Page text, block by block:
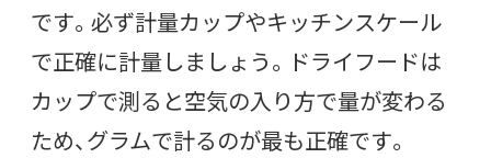
です。必ず計量カップやキッチンスケール
で正確に計量しましょう。ドライフードは
カップで測ると空気の入り方で量が変わる
ため、グラムで計るのが最も正確です。